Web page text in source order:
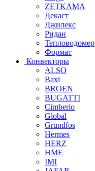
ZETKAMA
Декаст
Джилекс
Ридан
Тепловодомер
Формат
Конвекторы
ALSO
Baxi
BROEN
BUGATTI
Cimberio
Global
Grundfos
Hermes
HERZ
HME
IMI